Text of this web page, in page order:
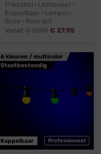
Prikkabel · Lichtsnoer ·
Koppelbaar · Lampen:
Roze · Roze bol
Vanaf:€29,95 € 27,95
6 kleuren / multicolor
Stootbestendig
Professioneel
Koppelbaar